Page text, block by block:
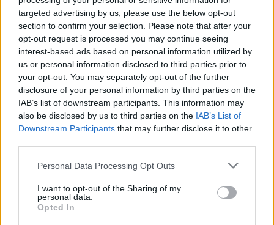
targeted advertising by us, please use the below opt-out
section to confirm your selection. Please note that after your
opt-out request is processed you may continue seeing
interest-based ads based on personal information utilized by
us or personal information disclosed to third parties prior to
your opt-out. You may separately opt-out of the further
disclosure of your personal information by third parties on the
IAB’s list of downstream participants. This information may
also be disclosed by us to third parties on the IAB’s List of
Downstream Participants that may further disclose it to other
Personal Data Processing Opt Outs
I want to opt-out of the Sharing of my
personal data.
Opted In